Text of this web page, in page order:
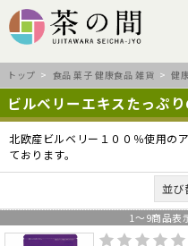
トップ > 食品 菓子 健康食品 雑貨 >健
ビルベリーエキスたっぷ
北欧産ビルベリー１００％使用の
ております。
並び
1 ～9商品表